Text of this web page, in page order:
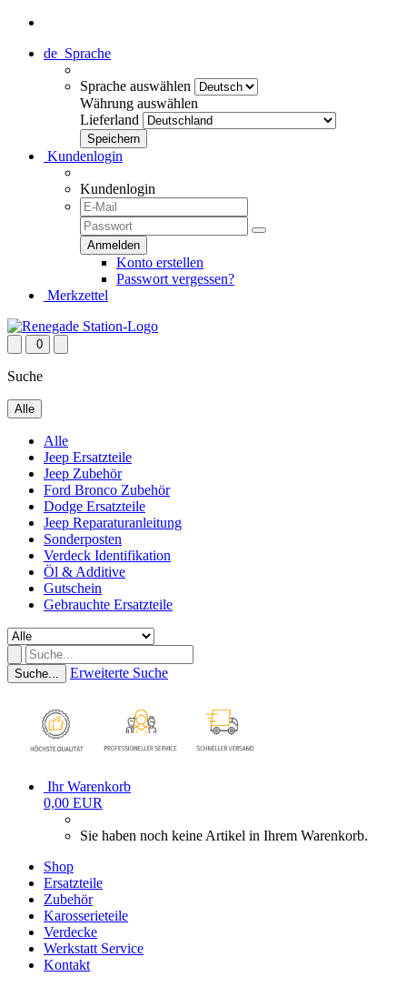
de Sprache
Sprache auswählen
Währung auswählen
Lieferland
Kundenlogin
Kundenlogin
Konto erstellen
Passwort vergessen?
Merkzettel
0
Suche
Alle
Alle
Jeep Ersatzteile
Jeep Zubehör
Ford Bronco Zubehör
Dodge Ersatzteile
Jeep Reparaturanleitung
Sonderposten
Verdeck Identifikation
Öl & Additive
Gutschein
Gebrauchte Ersatzteile
Suche... Erweiterte Suche
Ihr Warenkorb
0,00 EUR
Sie haben noch keine Artikel in Ihrem Warenkorb.
Shop
Ersatzteile
Zubehör
Karosserieteile
Verdecke
Werkstatt Service
Kontakt